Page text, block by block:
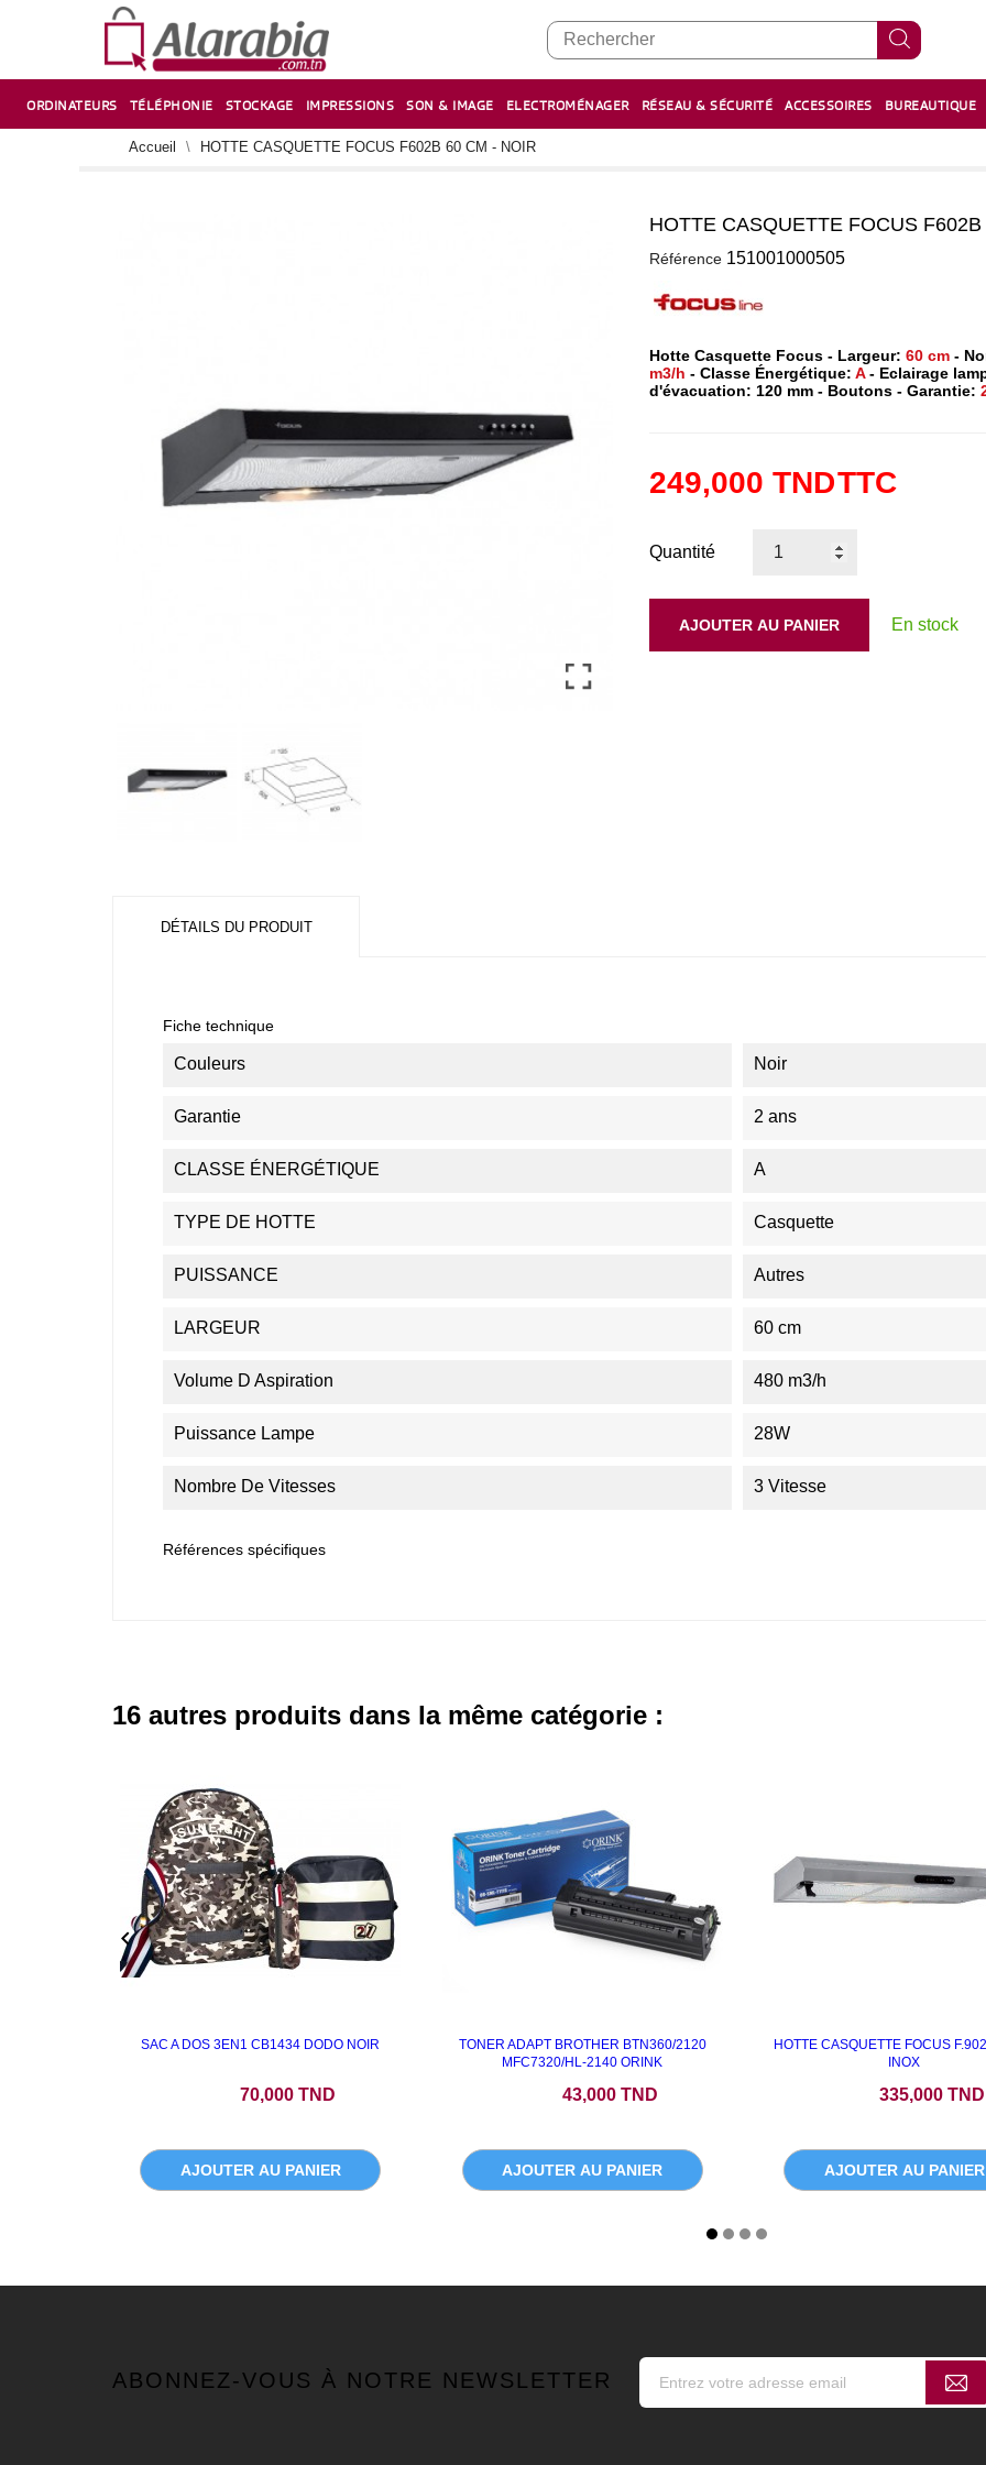
ORDINATEURS TÉLÉPHONIE STOCKAGE IMPRESSIONS SON & IMAGE ELECTROMÉNAGER RÉSEAU & SÉCURITÉ ACCESSOIRES BUREAUTIQUE
Accueil HOTTE CASQUETTE FOCUS F602B 60 CM - NOIR
HOTTE CASQUETTE FOCUS
Référence 151001000505
Hotte Casquette Focus - Largeur: 60 cm-
m3/h - Classe Énergétique: A- Eclairage
d'évacuation: 120 mm - Boutons - Garantie:
249,000 TNDTTC
Quantité
AJOUTER AU PANIER En stock
DÉTAILS DU PRODUIT
Fiche technique
Couleurs Noir
Garantie 2 ans
CLASSE ÉNERGÉTIQUE A
TYPE DE HOTTE Casquette
PUISSANCE Autres
LARGEUR 60 cm
Volume D Aspiration 480 m3/h
Puissance Lampe 28W
Nombre De Vitesses 3 Vitesse
Références spécifiques
16 autres produits dans la même catégorie :
SAC A DOS 3EN1 CB1434 DODO NOIR
70,000 TND
AJOUTER AU PANIER
TONER ADAPT BROTHER BTN360/2120
MFC7320/HL-2140 ORINK
43,000 TND
AJOUTER AU PANIER
HOTTE CASQUETTE FOCUS
INOX
335,000 TND
AJOUTER AU PANIER

ABONNEZ-VOUS À NOTRE NEWSLETTER